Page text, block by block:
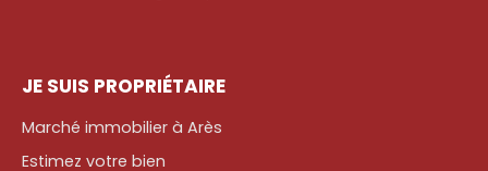
JE SUIS PROPRIÉTAIRE
Marché immobilier à Arès
Estimez votre bien